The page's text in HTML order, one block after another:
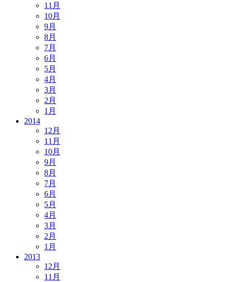
11月
10月
9月
8月
7月
6月
5月
4月
3月
2月
1月
2014
12月
11月
10月
9月
8月
7月
6月
5月
4月
3月
2月
1月
2013
12月
11月